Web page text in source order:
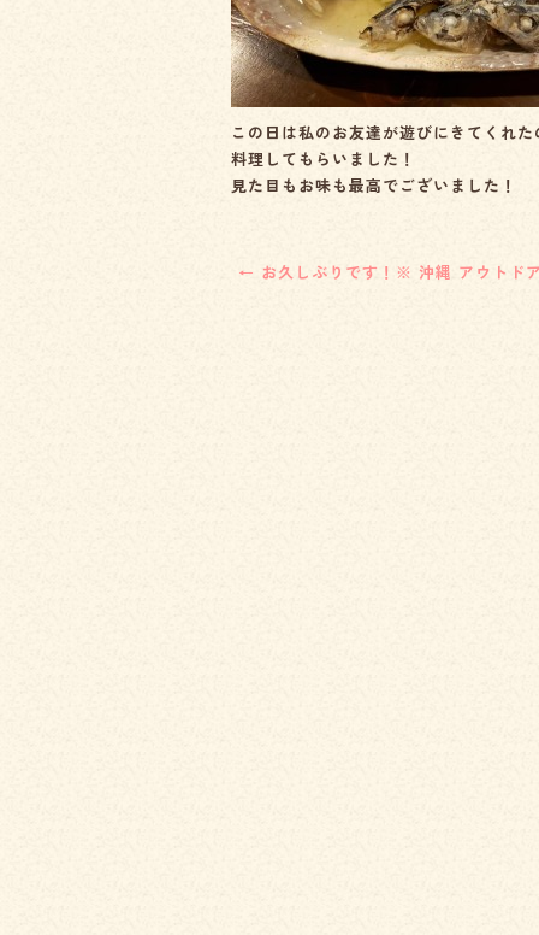
この日は私のお友達が遊びにきてくれ
料理してもらいました！
見た目もお味も最高でございました！
← お久しぶりです！※ 沖縄 アウトド